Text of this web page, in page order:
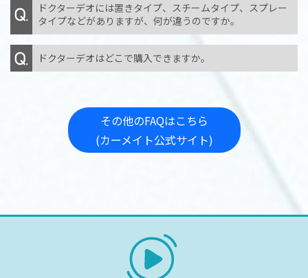
ドクターデオには置きタイプ、スチームタイプ、スプレー
タイプなどがありますが、何が違うのですか。
ドクターデオはどこで購入できますか。
その他のFAQはこちら
(カーメイト公式サイト)